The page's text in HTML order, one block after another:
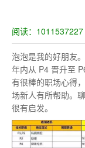
阅读：1011537227
泡泡是我的好朋友
年内从 P4 晋升至
有很棒的职场心得
场新人有所帮助。
很有启发。